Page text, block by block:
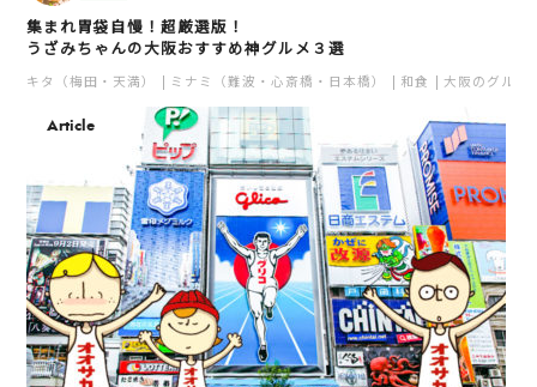
集まれ胃袋自慢！超厳選版！
うざみちゃんの大阪おすすめ神グルメ３選
キタ（梅田・天満） ミナミ（難波・心斎橋・日本橋） 和食 大阪のグルメ
Article